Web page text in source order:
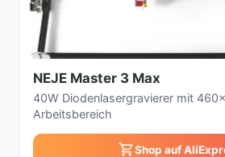
NEJE Master 3 Max
40W Diodenlasergravierer mit
Arbeitsbereich
Shop auf